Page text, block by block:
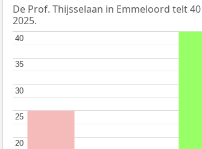
De Prof. Thijsselaan in Emmeloord telt
2025.
20
20
25
25
30
30
35
35
40
40